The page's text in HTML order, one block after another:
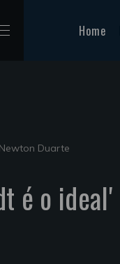
Home
Newton Duarte
é o ideal'